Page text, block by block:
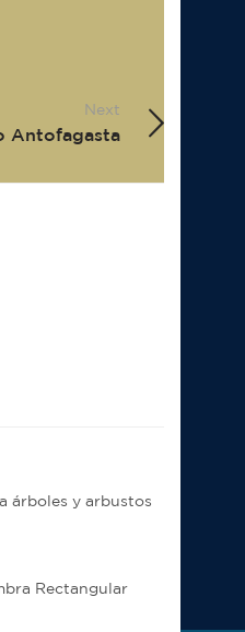
Next
Antofagasta
árboles y arbustos
Rectangular